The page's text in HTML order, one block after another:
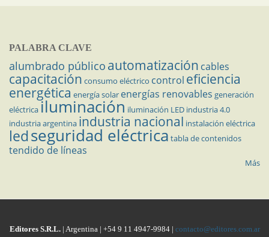
PALABRA CLAVE
alumbrado público automatización cables
capacitación consumo eléctrico control eficiencia
energética energía solar energías renovables generación
eléctricailuminación iluminación LED industria 4.0
industria argentina industria nacional instalación eléctrica
ledseguridad eléctrica tabla de contenidos
tendido de líneas
Más
Editores S.R.L.| Argentina | +54 9 11 4947-9984 | contacto@editores.com.ar